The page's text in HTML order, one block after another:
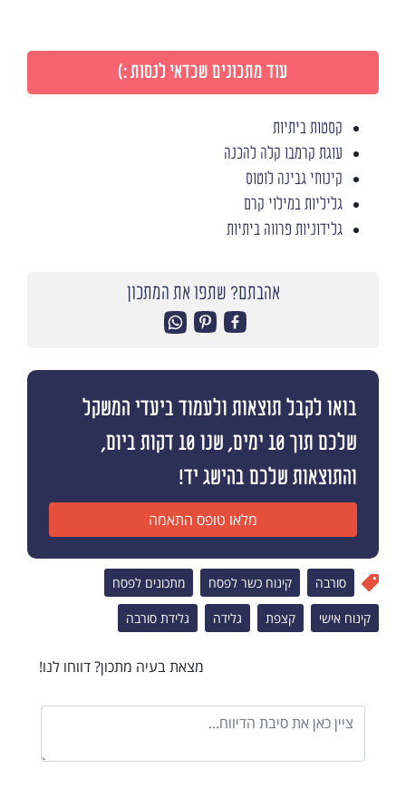
עוד מתכונים שכדאי לנסות :)
קסטות ביתיות
עוגת קרמבו קלה להכנה
קינוחי גבינה לוטוס
גליליות במילוי קרם
גלידוניות פרווה ביתיות
אהבתם? שתפו את המתכון
בואו לקבל תוצאות ולעמוד ביעדי המשקל
שלכם תוך 10 ימים, שנו 10 דקות ביום,
והתוצאות שלכם בהישג יד!
מלאו טופס התאמה
סורבה קינוח כשר לפסח מתכונים לפסח
קינוח אישי קצפת גלידה גלידת סורבה
מצאת בעיה מתכון? דווחו לנו!